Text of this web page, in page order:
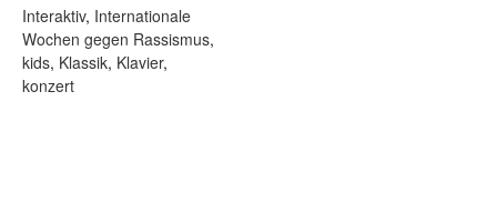
Interaktiv, Internationale
Wochen gegen Rassismus,
kids, Klassik, Klavier,
konzert